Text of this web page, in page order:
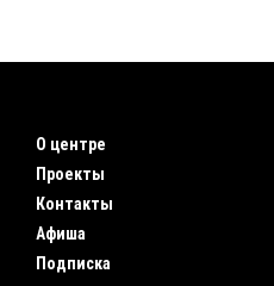
О центре
Проекты
Контакты
Афиша
Подписка